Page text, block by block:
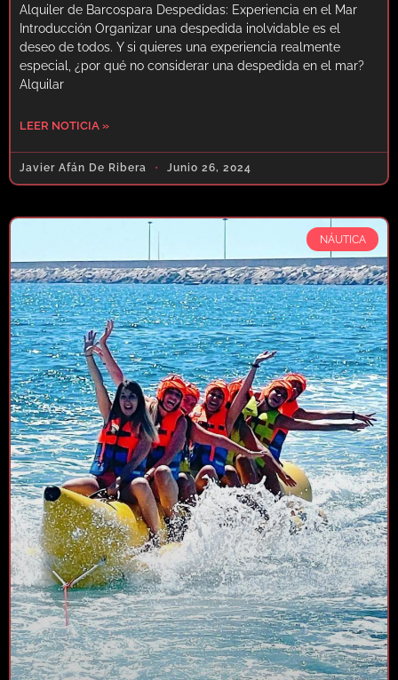
Alquiler de Barcospara Despedidas: Experiencia en el Mar
Introducción Organizar una despedida inolvidable es el
deseo de todos. Y si quieres una experiencia realmente
especial, ¿por qué no considerar una despedida en el mar?
Alquilar
LEER NOTICIA »
Javier Afán De Ribera Junio 26, 2024
NÁUTICA